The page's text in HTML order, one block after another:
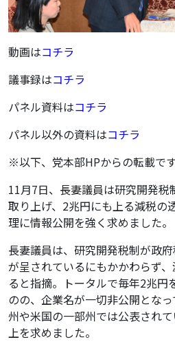
動画はコチラ
議事録はコチラ
パネル資料はコチラ
パネル以外の資料はコチラ
※以下、党本部HPからの転載です
11月7日、長妻議員は研究開発税
取り上げ、2兆円にも上る減税の
理に情報公開を強く求めました。
長妻議員は、研究開発税制が政
が呈されているにもかかわらず
ると指摘。トータルで毎年2兆円
のの、企業名が一切非公開とな
州や米国の一部州では公表され
上を求めました。